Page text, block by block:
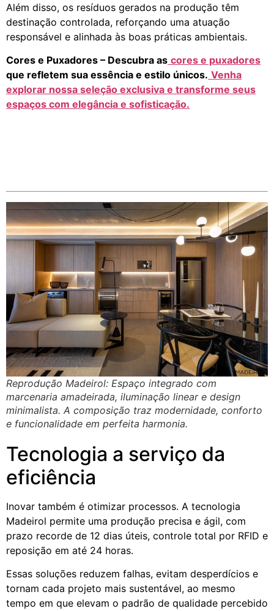
Além disso, os resíduos gerados na produção têm
destinação controlada, reforçando uma atuação
responsável e alinhada às boas práticas ambientais.
Cores e Puxadores – Descubra as cores e puxadores
que refletem sua essência e estilo únicos. Venha
explorar nossa seleção exclusiva e transforme seus
espaços com elegância e sofisticação.
Reprodução Madeirol: Espaço integrado com
marcenaria amadeirada, iluminação linear e design
minimalista. A composição traz modernidade, conforto
e funcionalidade em perfeita harmonia.
Tecnologia a serviço da
eficiência
Inovar também é otimizar processos. A tecnologia
Madeirol permite uma produção precisa e ágil, com
prazo recorde de 12 dias úteis, controle total por RFID e
reposição em até 24 horas.
Essas soluções reduzem falhas, evitam desperdícios e
tornam cada projeto mais sustentável, ao mesmo
tempo em que elevam o padrão de qualidade percebido